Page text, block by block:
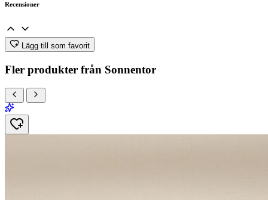
Recensioner
Lägg till som favorit
Fler produkter från Sonnentor